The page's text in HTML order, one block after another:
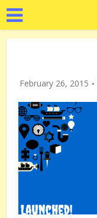
February 26, 2015